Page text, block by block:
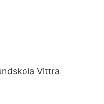
Vittra